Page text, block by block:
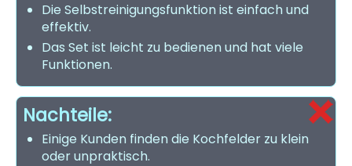
Die Selbstreinigungsfunktion ist einfach und
effektiv.
Das Set ist leicht zu bedienen und hat viele
Funktionen.
Nachteile:
Einige Kunden finden die Kochfelder zu klein
oder unpraktisch.